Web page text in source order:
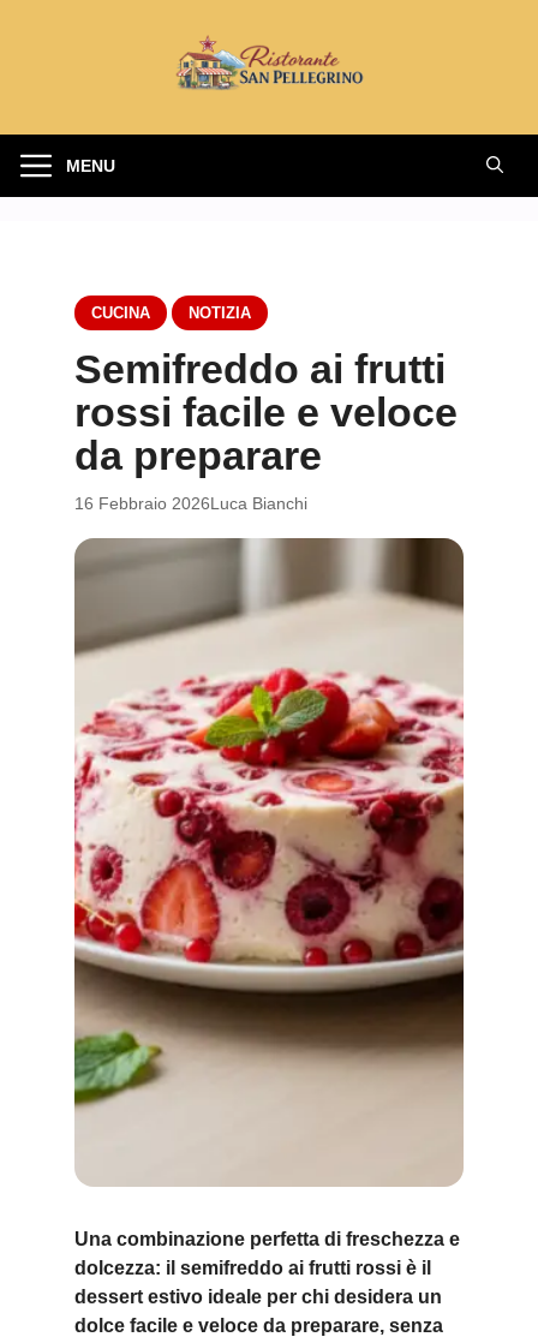
MENU
CUCINA NOTIZIA
Semifreddo ai frutti
rossi facile e veloce
da preparare
16 Febbraio 2026Luca Bianchi
Una combinazione perfetta di freschezza e
dolcezza: il semifreddo ai frutti rossi è il
dessert estivo ideale per chi desidera un
dolce facile e veloce da preparare, senza